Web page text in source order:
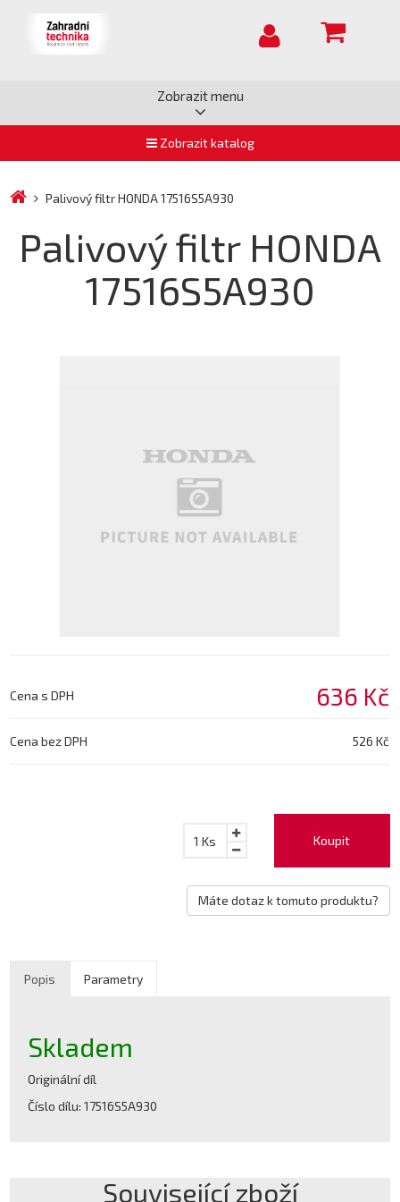
Zobrazit menu
Zobrazit katalog
Palivový filtr HONDA 17516S5A930
Palivový filtr HONDA
17516S5A930
Cena s DPH 636 Kč
Cena bez DPH 526 Kč
Koupit
1 Ks
Máte dotaz k tomuto produktu?
Popis Parametry
Skladem
Originální díl
Číslo dílu: 17516S5A930
Související zboží